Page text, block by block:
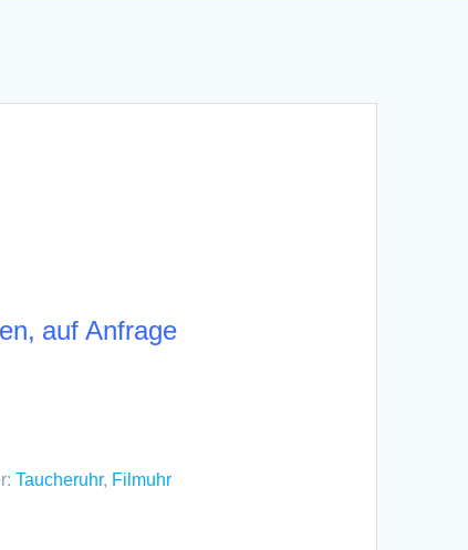
auf Anfrage
Taucheruhr, Filmuhr